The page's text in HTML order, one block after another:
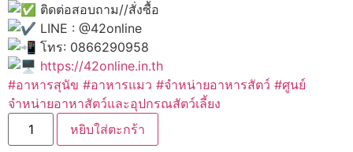
ติดต่อสอบถาม//สั่งซื้อ
LINE : @42online
โทร: 0866290958
https://42online.in.th
#อาหารสุนัข #อาหารแมว #จำหน่ายอาหารสัตว์ #ศูนย์
จำหน่ายอาหาสัตว์และอุปกรณสัตว์เลี้ยง
จำนวน
CIAO
SOFT
หยิบใส่ตะกร้า